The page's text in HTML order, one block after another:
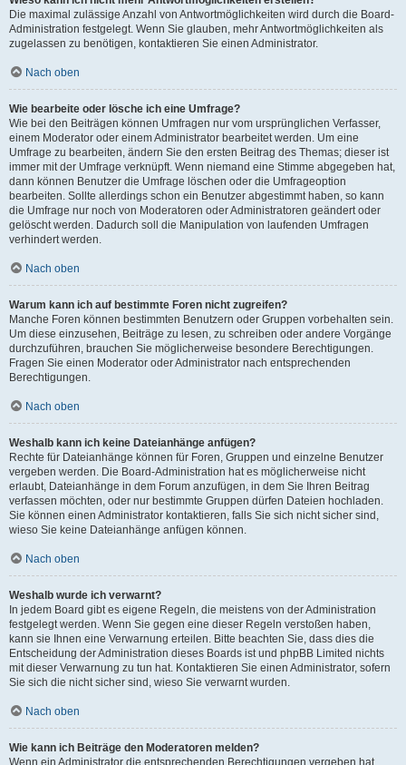
Die maximal zulässige Anzahl von Antwortmöglichkeiten wird durch die Board-
Administration festgelegt. Wenn Sie glauben, mehr Antwortmöglichkeiten als
zugelassen zu benötigen, kontaktieren Sie einen Administrator.
Nach oben
Wie bearbeite oder lösche ich eine Umfrage?
Wie bei den Beiträgen können Umfragen nur vom ursprünglichen Verfasser,
einem Moderator oder einem Administrator bearbeitet werden. Um eine
Umfrage zu bearbeiten, ändern Sie den ersten Beitrag des Themas; dieser ist
immer mit der Umfrage verknüpft. Wenn niemand eine Stimme abgegeben hat,
dann können Benutzer die Umfrage löschen oder die Umfrageoption
bearbeiten. Sollte allerdings schon ein Benutzer abgestimmt haben, so kann
die Umfrage nur noch von Moderatoren oder Administratoren geändert oder
gelöscht werden. Dadurch soll die Manipulation von laufenden Umfragen
verhindert werden.
Nach oben
Warum kann ich auf bestimmte Foren nicht zugreifen?
Manche Foren können bestimmten Benutzern oder Gruppen vorbehalten sein.
Um diese einzusehen, Beiträge zu lesen, zu schreiben oder andere Vorgänge
durchzuführen, brauchen Sie möglicherweise besondere Berechtigungen.
Fragen Sie einen Moderator oder Administrator nach entsprechenden
Berechtigungen.
Nach oben
Weshalb kann ich keine Dateianhänge anfügen?
Rechte für Dateianhänge können für Foren, Gruppen und einzelne Benutzer
vergeben werden. Die Board-Administration hat es möglicherweise nicht
erlaubt, Dateianhänge in dem Forum anzufügen, in dem Sie Ihren Beitrag
verfassen möchten, oder nur bestimmte Gruppen dürfen Dateien hochladen.
Sie können einen Administrator kontaktieren, falls Sie sich nicht sicher sind,
wieso Sie keine Dateianhänge anfügen können.
Nach oben
Weshalb wurde ich verwarnt?
In jedem Board gibt es eigene Regeln, die meistens von der Administration
festgelegt werden. Wenn Sie gegen eine dieser Regeln verstoßen haben,
kann sie Ihnen eine Verwarnung erteilen. Bitte beachten Sie, dass dies die
Entscheidung der Administration dieses Boards ist und phpBB Limited nichts
mit dieser Verwarnung zu tun hat. Kontaktieren Sie einen Administrator, sofern
Sie sich die nicht sicher sind, wieso Sie verwarnt wurden.
Nach oben
Wie kann ich Beiträge den Moderatoren melden?
Wenn ein Administrator die entsprechenden Berechtigungen vergeben hat,